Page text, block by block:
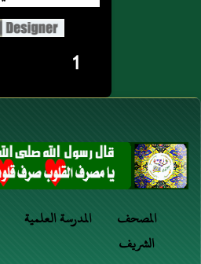
1
المدرسة العلمية
المصحف
الشريف